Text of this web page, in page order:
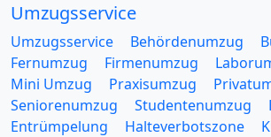
Umzugsservice
Umzugsservice Behördenumzug
Fernumzug
Firmenumzug
Mini Umzug
Praxisumzug
Seniorenumzug
Studentenumzug
Entrümpelung
Halteverbotszone